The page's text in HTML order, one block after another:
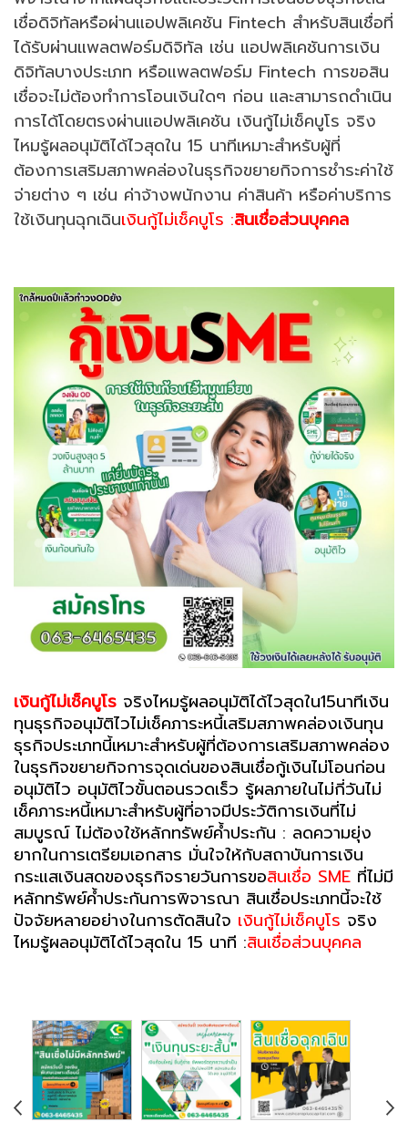
เชื่อดิจิทัลหรือผ่านแอปพลิเคชัน Fintech สำหรับสินเชื่อที่
ได้รับผ่านแพลตฟอร์มดิจิทัล เช่น แอปพลิเคชันการเงิน
ดิจิทัลบางประเภท หรือแพลตฟอร์ม Fintech การขอสิน
เชื่อจะไม่ต้องทำการโอนเงินใดๆ ก่อน และสามารถดำเนิน
การได้โดยตรงผ่านแอปพลิเคชัน เงินกู้ไม่เช็คบูโร จริง
ไหมรู้ผลอนุมัติได้ไวสุดใน 15 นาทีเหมาะสำหรับผู้ที่
ต้องการเสริมสภาพคล่องในธุรกิจขยายกิจการชำระค่าใช้
จ่ายต่าง ๆ เช่น ค่าจ้างพนักงาน ค่าสินค้า หรือค่าบริการ
ใช้เงินทุนฉุกเฉินเงินกู้ไม่เช็คบูโร :สินเชื่อส่วนบุคคล
เงินกู้ไม่เช็คบูโร จริงไหมรู้ผลอนุมัติได้ไวสุดใน15นาทีเงิน
ทุนธุรกิจอนุมัติไวไม่เช็คภาระหนี้เสริมสภาพคล่องเงินทุน
ธุรกิจประเภทนี้เหมาะสำหรับผู้ที่ต้องการเสริมสภาพคล่อง
ในธุรกิจขยายกิจการจุดเด่นของสินเชื่อกู้เงินไม่โอนก่อน
อนุมัติไว อนุมัติไวขั้นตอนรวดเร็ว รู้ผลภายในไม่กี่วันไม่
เช็คภาระหนี้เหมาะสำหรับผู้ที่อาจมีประวัติการเงินที่ไม่
สมบูรณ์ ไม่ต้องใช้หลักทรัพย์ค้ำประกัน : ลดความยุ่ง
ยากในการเตรียมเอกสาร มั่นใจให้กับสถาบันการเงิน
กระแสเงินสดของธุรกิจรายวันการขอสินเชื่อ SME ที่ไม่มี
หลักทรัพย์ค้ำประกันการพิจารณา สินเชื่อประเภทนี้จะใช้
ปัจจัยหลายอย่างในการตัดสินใจ เงินกู้ไม่เช็คบูโร จริง
ไหมรู้ผลอนุมัติได้ไวสุดใน 15 นาที :สินเชื่อส่วนบุคคล